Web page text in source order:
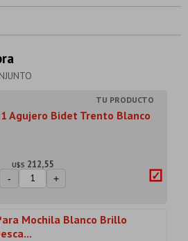
Agujero Bidet Trento Blanco
U$S 212,55
- +
Mochila Blanco Brillo